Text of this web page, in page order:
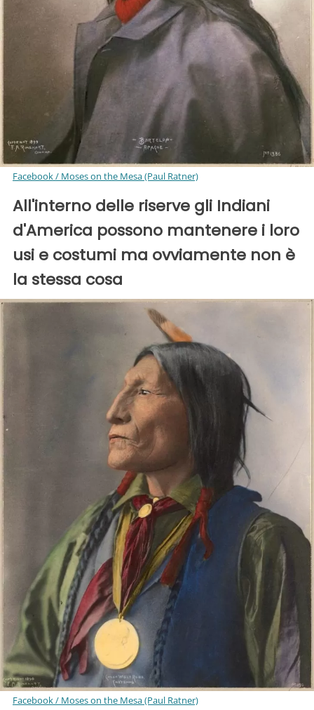
Facebook / Moses on the Mesa (Paul Ratner)
All'interno delle riserve gli Indiani
d'America possono mantenere i loro
usi e costumi ma ovviamente non è
la stessa cosa
Facebook / Moses on the Mesa (Paul Ratner)